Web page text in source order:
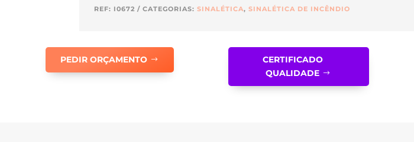
PERSONALIZADO
REF: I0672 CATEGORIAS:SINALÉTICA,SINALÉTICA DE INCÊNDIO
PEDIR ORÇAMENTO
CERTIFICADO
QUALIDADE